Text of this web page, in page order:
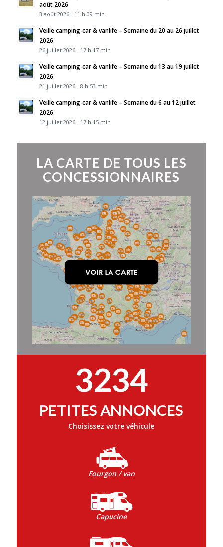
août 2026
3 août 2026 - 11 h 09 min
Veille camping-car & vanlife – Semaine du 20 au 26 juillet
2026
26 juillet 2026 - 17 h 17 min
Veille camping-car & vanlife – Semaine du 13 au 19 juillet
2026
21 juillet 2026 - 8 h 53 min
Veille camping-car & vanlife – Semaine du 6 au 12 juillet
2026
12 juillet 2026 - 17 h 15 min
LA CARTE DE TOUS LES
CONCESSIONNAIRES
3234
PETITES ANNONCES
Choisissez votre véhicule
Fourgon / van
Capucine